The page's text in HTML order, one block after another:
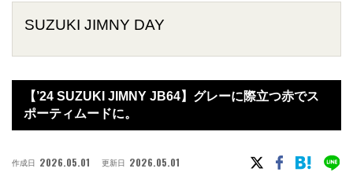
SUZUKI JIMNY DAY
【’24 SUZUKI JIMNY JB64】グレーに際立つ赤でス
ポーティムードに。
作成日 2026.05.01 更新日 2026.05.01